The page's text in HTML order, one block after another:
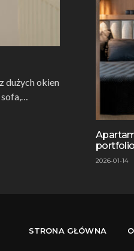
dużych okien
2026-01-14
STRONA GŁÓWNA